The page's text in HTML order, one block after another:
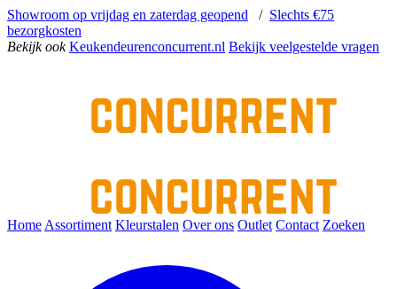
Showroom op vrijdag en zaterdag geopend / Slechts €75
bezorgkosten
Bekijk ook Keukendeurenconcurrent.nl Bekijk veelgestelde vragen
Home Assortiment Kleurstalen Over ons Outlet Contact Zoeken